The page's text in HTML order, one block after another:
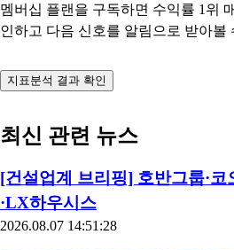
멤버십 플랜을 구독하면 수익률 1위
인하고 다음 신호를 알림으로 받아볼
지표분석 결과 확인
최신 관련 뉴스
[건설업계 브리핑] 호반그룹·코
·LX하우시스
2026.08.07 14:51:28